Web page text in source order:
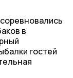
в
гостей